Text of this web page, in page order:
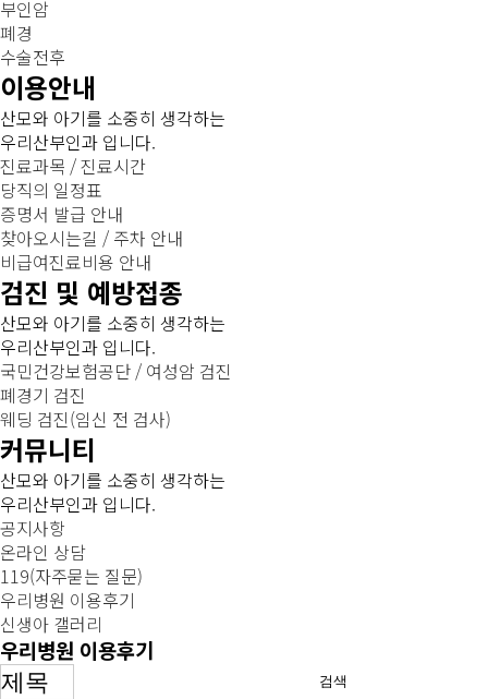
부인암
폐경
수술전후
이용안내
산모와 아기를 소중히 생각하는
우리산부인과 입니다.
진료과목 / 진료시간
당직의 일정표
증명서 발급 안내
찾아오시는길 / 주차 안내
비급여진료비용 안내
검진 및 예방접종
산모와 아기를 소중히 생각하는
우리산부인과 입니다.
국민건강보험공단 / 여성암 검진
폐경기 검진
웨딩 검진(임신 전 검사)
커뮤니티
산모와 아기를 소중히 생각하는
우리산부인과 입니다.
공지사항
온라인 상담
119(자주묻는 질문)
우리병원 이용후기
신생아 갤러리
우리병원 이용후기
검색